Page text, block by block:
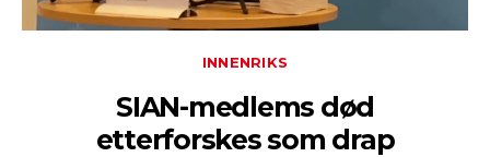
INNENRIKS
SIAN-medlems død
etterforskes som drap